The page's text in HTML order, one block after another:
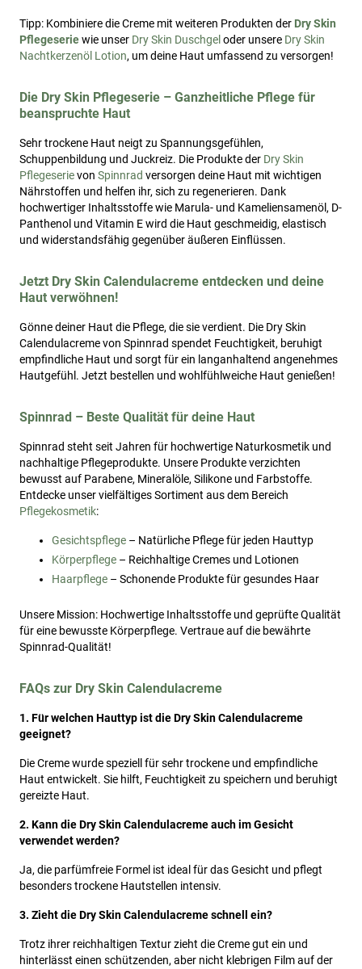
Tipp: Kombiniere die Creme mit weiteren Produkten der Dry Skin
Pflegeseriewie unser Dry Skin Duschgel oder unsere Dry Skin
Nachtkerzenöl Lotion, um deine Haut umfassend zu versorgen!
Die Dry Skin Pflegeserie – Ganzheitliche Pflege für
beanspruchte Haut
Sehr trockene Haut neigt zu Spannungsgefühlen,
Schuppenbildung und Juckreiz. Die Produkte der Dry Skin
Pflegeserievon Spinnrad versorgen deine Haut mit wichtigen
Nährstoffen und helfen ihr, sich zu regenerieren. Dank
hochwertiger Inhaltsstoffe wie Marula- und Kameliensamenöl, D-
Panthenol und Vitamin E wird die Haut geschmeidig, elastisch
und widerstandsfähig gegenüber äußeren Einflüssen.
Jetzt Dry Skin Calendulacreme entdecken und deine
Haut verwöhnen!
Gönne deiner Haut die Pflege, die sie verdient. Die Dry Skin
Calendulacreme von Spinnrad spendet Feuchtigkeit, beruhigt
empfindliche Haut und sorgt für ein langanhaltend angenehmes
Hautgefühl. Jetzt bestellen und wohlfühlweiche Haut genießen!
Spinnrad – Beste Qualität für deine Haut
Spinnrad steht seit Jahren für hochwertige Naturkosmetik und
nachhaltige Pflegeprodukte. Unsere Produkte verzichten
bewusst auf Parabene, Mineralöle, Silikone und Farbstoffe.
Entdecke unser vielfältiges Sortiment aus dem Bereich
Pflegekosmetik:
Gesichtspflege – Natürliche Pflege für jeden Hauttyp
Körperpflege – Reichhaltige Cremes und Lotionen
Haarpflege – Schonende Produkte für gesundes Haar
Unsere Mission: Hochwertige Inhaltsstoffe und geprüfte Qualität
für eine bewusste Körperpflege. Vertraue auf die bewährte
Spinnrad-Qualität!
FAQs zur Dry Skin Calendulacreme
1. Für welchen Hauttyp ist die Dry Skin Calendulacreme
geeignet?
Die Creme wurde speziell für sehr trockene und empfindliche
Haut entwickelt. Sie hilft, Feuchtigkeit zu speichern und beruhigt
gereizte Haut.
2. Kann die Dry Skin Calendulacreme auch im Gesicht
verwendet werden?
Ja, die parfümfreie Formel ist ideal für das Gesicht und pflegt
besonders trockene Hautstellen intensiv.
3. Zieht die Dry Skin Calendulacreme schnell ein?
Trotz ihrer reichhaltigen Textur zieht die Creme gut ein und
hinterlässt einen schützenden, aber nicht klebrigen Film auf der